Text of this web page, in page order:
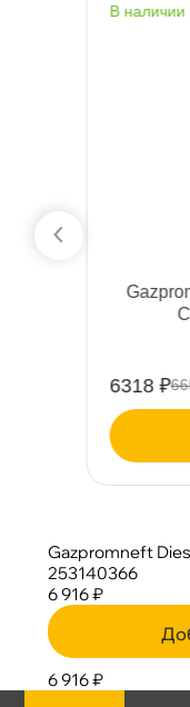
наличии
6318 ₽
Gazpromneft
253140366
6 916 ₽
6 916 ₽